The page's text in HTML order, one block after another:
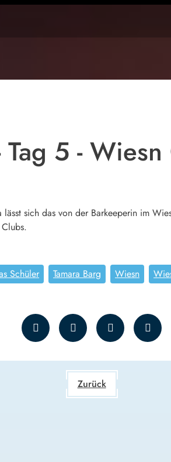
5 -
sich das von der Barkeeperin im
Schüler Tamara Barg Wiesn
Zurück